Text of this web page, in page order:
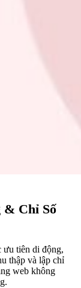
Chỉ Số
ưu tiên di động,
thập và lập chỉ
web không